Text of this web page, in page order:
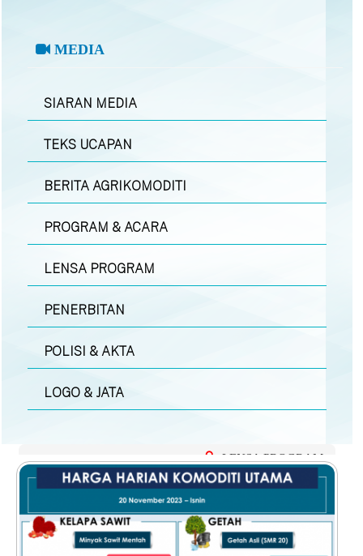
MEDIA
SIARAN MEDIA
TEKS UCAPAN
BERITA AGRIKOMODITI
PROGRAM & ACARA
LENSA PROGRAM
PENERBITAN
POLISI & AKTA
LOGO & JATA
LENSA PROGRAM